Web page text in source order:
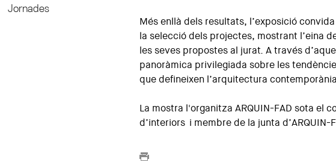
Jornades
Més enllà dels resultats, l’exposició
la selecció dels projectes, mostrant l’eina
les seves propostes al jurat. A través
panoràmica privilegiada sobre les
que defineixen l’arquitectura
La mostra l'organitza ARQUIN-FAD sota el
d’interiors i membre de la junta d’ARQUIN-